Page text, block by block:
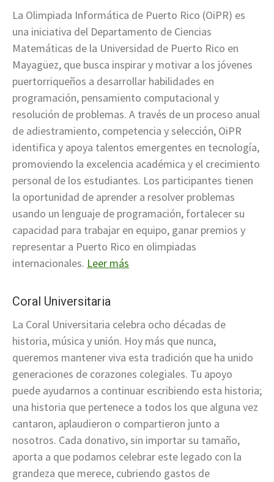
La Olimpiada Informática de Puerto Rico (OiPR) es
una iniciativa del Departamento de Ciencias
Matemáticas de la Universidad de Puerto Rico en
Mayagüez, que busca inspirar y motivar a los jóvenes
puertorriqueños a desarrollar habilidades en
programación, pensamiento computacional y
resolución de problemas. A través de un proceso anual
de adiestramiento, competencia y selección, OiPR
identifica y apoya talentos emergentes en tecnología,
promoviendo la excelencia académica y el crecimiento
personal de los estudiantes. Los participantes tienen
la oportunidad de aprender a resolver problemas
usando un lenguaje de programación, fortalecer su
capacidad para trabajar en equipo, ganar premios y
representar a Puerto Rico en olimpiadas
internacionales. Leer más
Coral Universitaria
La Coral Universitaria celebra ocho décadas de
historia, música y unión. Hoy más que nunca,
queremos mantener viva esta tradición que ha unido
generaciones de corazones colegiales. Tu apoyo
puede ayudarnos a continuar escribiendo esta historia;
una historia que pertenece a todos los que alguna vez
cantaron, aplaudieron o compartieron junto a
nosotros. Cada donativo, sin importar su tamaño,
aporta a que podamos celebrar este legado con la
grandeza que merece, cubriendo gastos de